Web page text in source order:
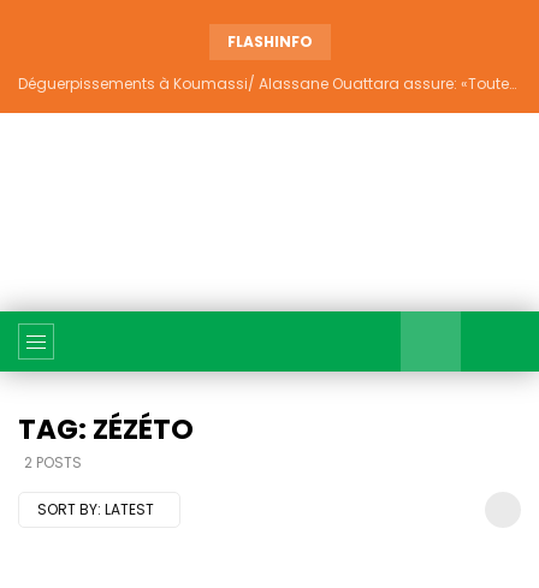
FLASHINFO
Déguerpissements à Koumassi/ Alassane Ouattara assure: «Toutes les responsabilités seront établies et elles donneront lieu aux sanctions prévues par la loi»
TAG: ZÉZÉTO
2 POSTS
SORT BY: LATEST